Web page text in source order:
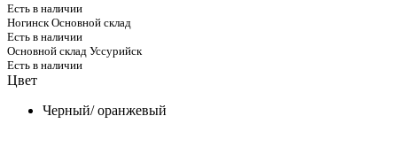
Есть в наличии
Ногинск Основной склад
Есть в наличии
Основной склад Уссурийск
Есть в наличии
Цвет
Черный/ оранжевый